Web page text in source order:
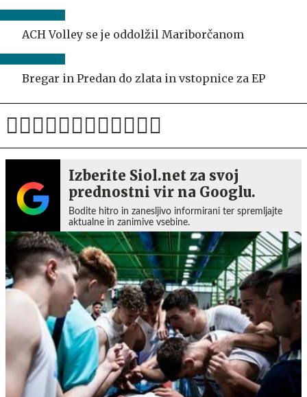
ACH Volley se je oddolžil Mariborčanom
Bregar in Predan do zlata in vstopnice za EP
Izberite Siol.net za svoj
prednostni vir na Googlu.
Bodite hitro in zanesljivo informirani ter spremljajte
aktualne in zanimive vsebine.